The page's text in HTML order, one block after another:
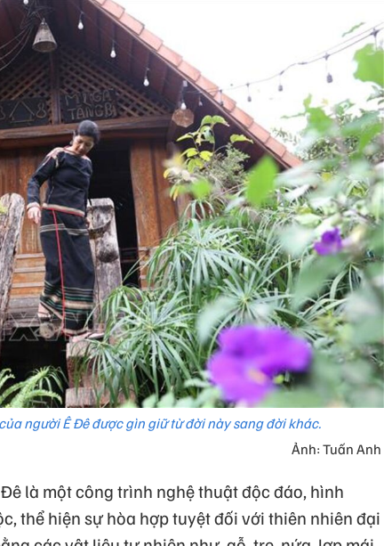
người Ê Đê được gìn giữ từ đời này sang đời khác.
Ảnh: Tuấn Anh
là một công trình nghệ thuật độc đáo, hình
thể hiện sự hòa hợp tuyệt đối với thiên nhiên đại